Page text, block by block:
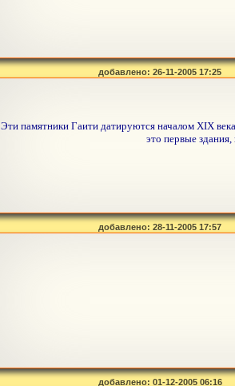
добавлено: 26-11-2005 17:25
Эти памятники Гаити датируются началом XIX
это первые
добавлено: 28-11-2005 17:57
добавлено: 01-12-2005 06:16